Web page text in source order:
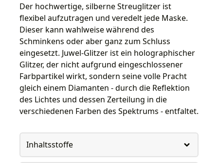
Der hochwertige, silberne Streuglitzer ist
flexibel aufzutragen und veredelt jede Maske.
Dieser kann wahlweise während des
Schminkens oder aber ganz zum Schluss
eingesetzt. Juwel-Glitzer ist ein holographischer
Glitzer, der nicht aufgrund eingeschlossener
Farbpartikel wirkt, sondern seine volle Pracht
gleich einem Diamanten - durch die Reflektion
des Lichtes und dessen Zerteilung in die
verschiedenen Farben des Spektrums - entfaltet.
Inhaltsstoffe